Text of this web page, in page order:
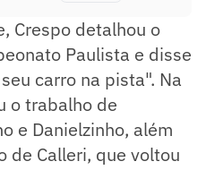
Crespo detalhou o
Paulista e disse
carro na pista". Na
o trabalho de
e Danielzinho, além
de Calleri, que voltou